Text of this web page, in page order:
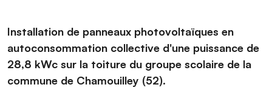
Installation de panneaux photovoltaïques en
autoconsommation collective d'une puissance de
28,8 kWc sur la toiture du groupe scolaire de la
commune de Chamouilley (52).